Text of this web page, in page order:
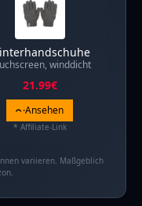
winddicht
21.99€
Ansehen
* Affiliate-Link
variieren. Maßgeblich